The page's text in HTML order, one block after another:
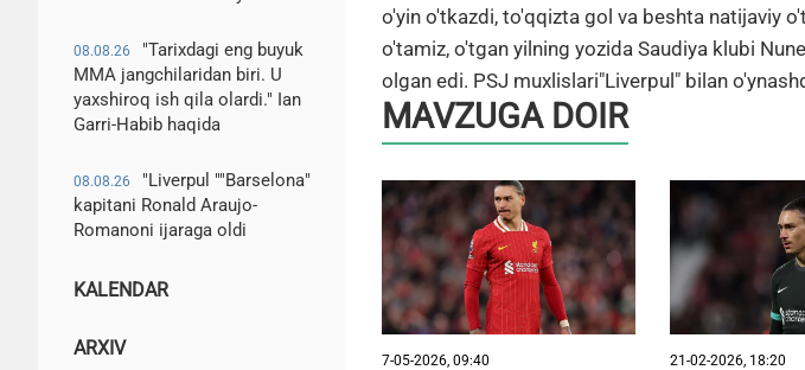
08.08.26
"Tarixdagi eng buyuk
MMA jangchilaridan biri. U
yaxshiroq ish qila olardi." Ian
Garri-Habib haqida
08.08.26
"Liverpul ""Barselona"
kapitani Ronald Araujo-
Romanoni ijaraga oldi
KALENDAR
ARXIV
o'yin o'tkazdi, to'qqizta gol va beshta natijaviy
o'tamiz, o'tgan yilning yozida Saudiya klubi
olgan edi. PSJ muxlislari"Liverpul" bilan
MAVZUGA DOIR
7-05-2026, 09:40 21-02-2026, 18:20